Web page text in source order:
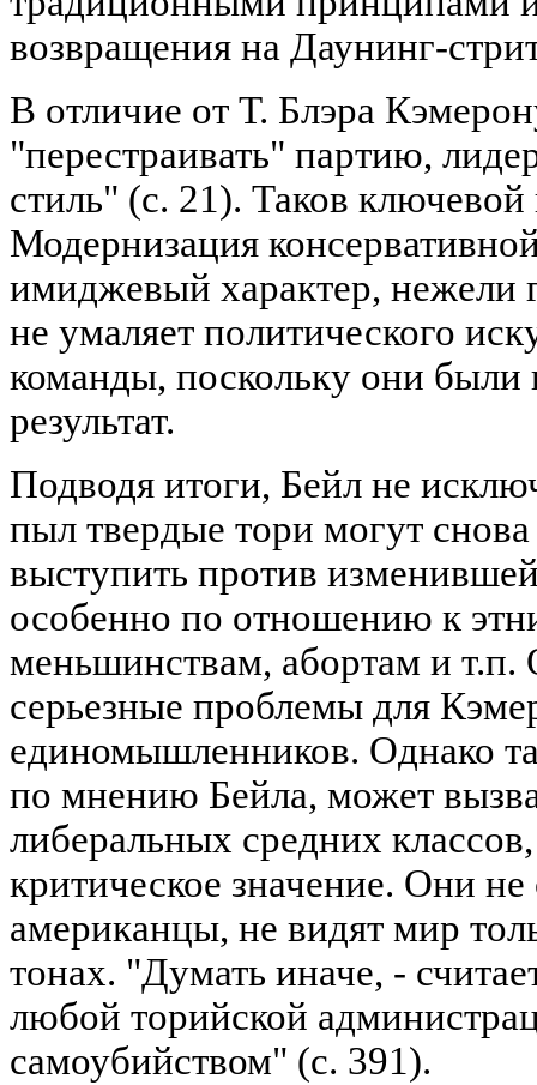
возвращения на Даунинг-
В отличие от Т. Блэра
"перестраивать" партию,
стиль" (с. 21). Таков
Модернизация
имиджевый характер, нежели
не умаляет политического
команды, поскольку они были
результат.
Подводя итоги, Бейл не
пыл твердые тори могут
выступить против
особенно по отношению к
меньшинствам, абортам и т.п.
серьезные проблемы для
единомышленников. Однако
по мнению Бейла, может
либеральных средних
критическое значение. Они
американцы, не видят мир
тонах. "Думать иначе, -
любой торийской
самоубийством" (с. 391).